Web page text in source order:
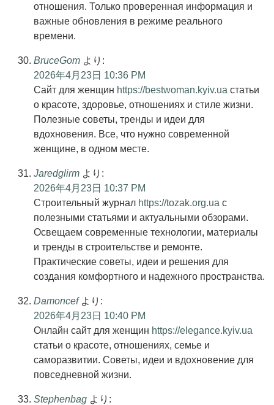
отношения. Только проверенная информация и
важные обновления в режиме реального
времени.
BruceGom より:
2026年4月23日 10:36 PM
Сайт для женщин https://bestwoman.kyiv.ua статьи
о красоте, здоровье, отношениях и стиле жизни.
Полезные советы, тренды и идеи для
вдохновения. Все, что нужно современной
женщине, в одном месте.
Jaredglirm より:
2026年4月23日 10:37 PM
Строительный журнал https://tozak.org.ua с
полезными статьями и актуальными обзорами.
Освещаем современные технологии, материалы
и тренды в строительстве и ремонте.
Практические советы, идеи и решения для
создания комфортного и надежного пространства.
Damoncef より:
2026年4月23日 10:40 PM
Онлайн сайт для женщин https://elegance.kyiv.ua
статьи о красоте, отношениях, семье и
саморазвитии. Советы, идеи и вдохновение для
повседневной жизни.
Stephenbag より: